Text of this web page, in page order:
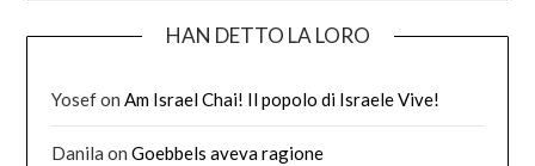
HAN DETTO LA LORO
YosefonAm Israel Chai! Il popolo di Israele Vive!
Danila onGoebbels aveva ragione